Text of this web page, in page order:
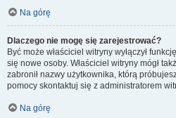
Na górę
Dlaczego nie mogę się zarejestrować?
Być może właściciel witryny wyłączył
się nowe osoby. Właściciel witryny mógł
zabronił nazwy użytkownika, którą
pomocy skontaktuj się z administratorem
Na górę